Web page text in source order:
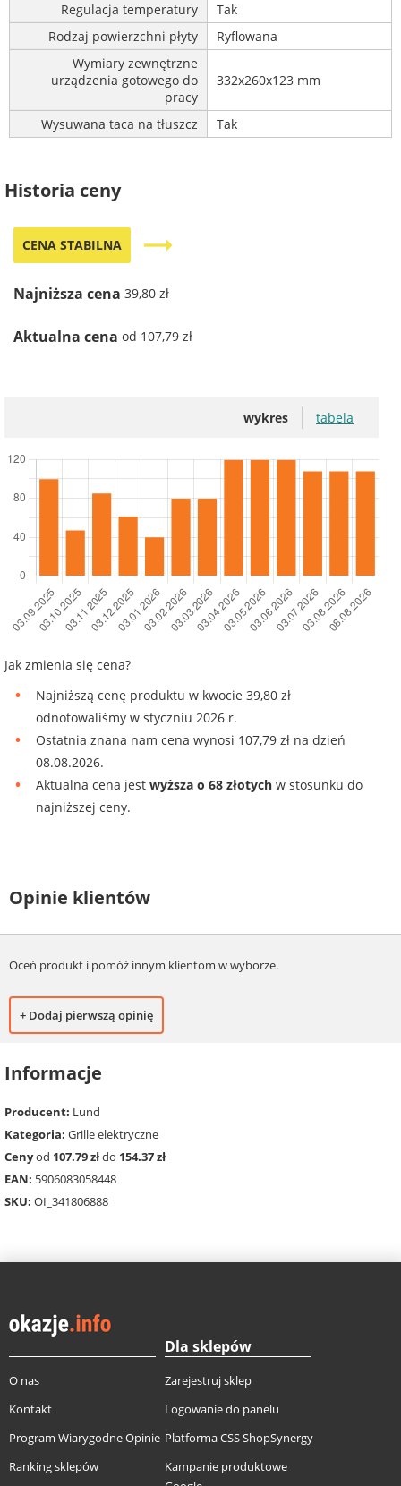
Regulacja temperatury
Tak
Rodzaj powierzchni płyty
Ryflowana
Wymiary zewnętrzne
urządzenia gotowego do
pracy
332x260x123 mm
Wysuwana taca na tłuszcz Tak
Historia ceny
CENA STABILNA trending_flat
Najniższa cena 39,80 zł
Aktualna cena od 107,79 zł
wykres tabela
Jak zmienia się cena?
Najniższą cenę produktu w kwocie 39,80 zł
odnotowaliśmy w styczniu 2026 r.
Ostatnia znana nam cena wynosi 107,79 zł na dzień
08.08.2026.
Aktualna cena jest wyższa o 68 złotych w stosunku do
najniższej ceny.
Opinie klientów
Oceń produkt i pomóż innym klientom w wyborze.
+ Dodaj pierwszą opinię
Informacje
Producent: Lund
Kategoria: Grille elektryczne
Cenyod 107.79 złdo 154.37 zł
EAN: 5906083058448
SKU: OI_341806888
O nas
Kontakt
Program Wiarygodne Opinie
Ranking sklepów
Dla sklepów
Zarejestruj sklep
Logowanie do panelu
Platforma CSS ShopSynergy
Kampanie produktowe